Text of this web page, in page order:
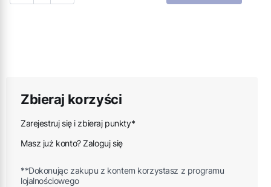
Zbieraj korzyści
Zarejestruj się i zbieraj punkty*
Masz już konto? Zaloguj się
**Dokonując zakupu z kontem korzystasz z programu
lojalnościowego